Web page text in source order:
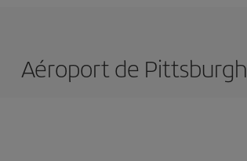
Aéroport de Pittsburgh